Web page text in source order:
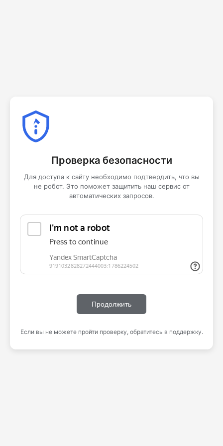
Проверка безопасности
Для доступа к сайту необходимо подтвердить, что вы
не робот. Это поможет защитить наш сервис от
автоматических запросов.
Продолжить
Если вы не можете пройти проверку, обратитесь в поддержку.